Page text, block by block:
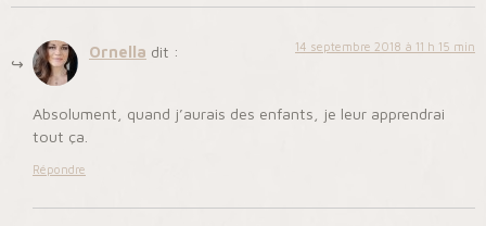
Ornella dit : 14 septembre 2018 à 11 h 15 min
Absolument, quand j’aurais des enfants, je leur apprendrai
tout ça.
Répondre